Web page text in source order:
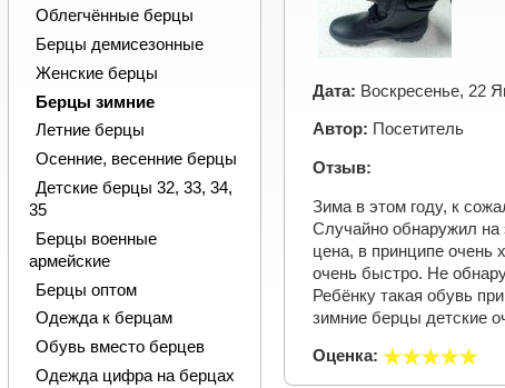
Дата: Воскресенье, 22
Автор: Посетитель
Отзыв:
Зима в этом году, к
Случайно обнаружил на
цена, в принципе очень
очень быстро. Не
Ребёнку такая обувь
зимние берцы детские
Оценка:
Облегчённые берцы
Берцы демисезонные
Женские берцы
Берцы зимние
Летние берцы
Осенние, весенние берцы
Детские берцы 32, 33, 34,
35
Берцы военные
армейские
Берцы оптом
Одежда к берцам
Обувь вместо берцев
Одежда цифра на берцах